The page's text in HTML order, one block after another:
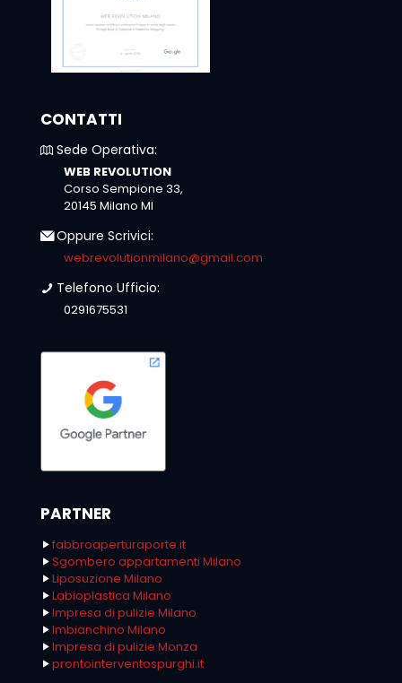
CONTATTI
Sede Operativa:
WEB REVOLUTION
Corso Sempione 33,
20145 Milano MI
Oppure Scrivici:
webrevolutionmilano@gmail.com
Telefono Ufficio:
0291675531
PARTNER
fabbroaperturaporte.it
Sgombero appartamenti Milano
Liposuzione Milano
Labioplastica Milano
Impresa di pulizie Milano
Imbianchino Milano
Impresa di pulizie Monza
prontointerventospurghi.it